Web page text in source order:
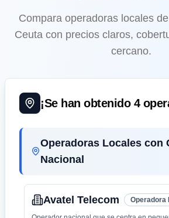
Compara operadoras locales
Ceuta con precios claros,
cercano.
¡Se han obtenido 4
Operadoras Locales con
Nacional
Avatel Telecom Operadora